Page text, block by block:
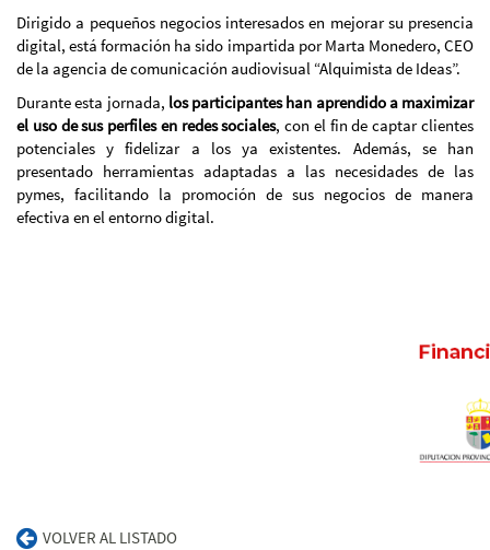
Dirigido a pequeños negocios interesados en mejorar su presencia
digital, está formación ha sido impartida por Marta Monedero, CEO
de la agencia de comunicación audiovisual “Alquimista de Ideas”.
Durante esta jornada, los participantes han aprendido a maximizar
el uso de sus perfiles en redes sociales, con el fin de captar clientes
potenciales y fidelizar a los ya existentes. Además, se han
presentado herramientas adaptadas a las necesidades de las
pymes, facilitando la promoción de sus negocios de manera
efectiva en el entorno digital.
VOLVER AL LISTADO